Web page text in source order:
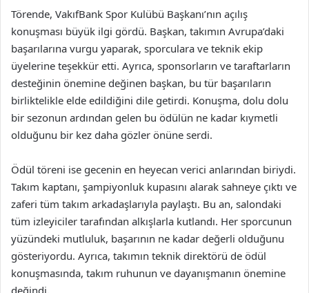
Törende, VakıfBank Spor Kulübü Başkanı’nın açılış
konuşması büyük ilgi gördü. Başkan, takımın Avrupa’daki
başarılarına vurgu yaparak, sporculara ve teknik ekip
üyelerine teşekkür etti. Ayrıca, sponsorların ve taraftarların
desteğinin önemine değinen başkan, bu tür başarıların
birliktelikle elde edildiğini dile getirdi. Konuşma, dolu dolu
bir sezonun ardından gelen bu ödülün ne kadar kıymetli
olduğunu bir kez daha gözler önüne serdi.
Ödül töreni ise gecenin en heyecan verici anlarından biriydi.
Takım kaptanı, şampiyonluk kupasını alarak sahneye çıktı ve
zaferi tüm takım arkadaşlarıyla paylaştı. Bu an, salondaki
tüm izleyiciler tarafından alkışlarla kutlandı. Her sporcunun
yüzündeki mutluluk, başarının ne kadar değerli olduğunu
gösteriyordu. Ayrıca, takımın teknik direktörü de ödül
konuşmasında, takım ruhunun ve dayanışmanın önemine
değindi.